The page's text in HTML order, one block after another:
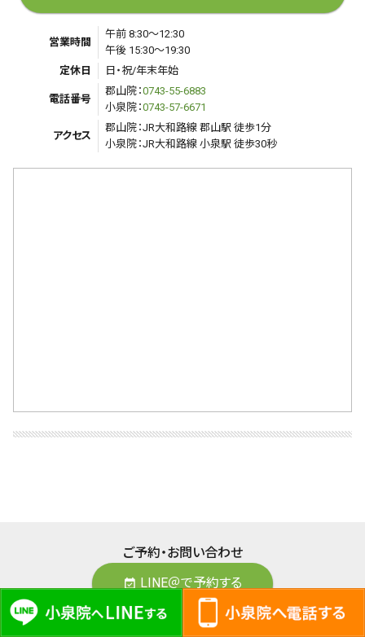
営業時間
午前 8:30～12:30
午後 15:30～19:30
定休日
日・祝/年末年始
電話番号
郡山院：0743-55-6883
小泉院：0743-57-6671
アクセス
郡山院：JR大和路線 郡山駅 徒歩1分
小泉院：JR大和路線 小泉駅 徒歩30秒
ご予約・お問い合わせ
event_available LINE＠で予約する